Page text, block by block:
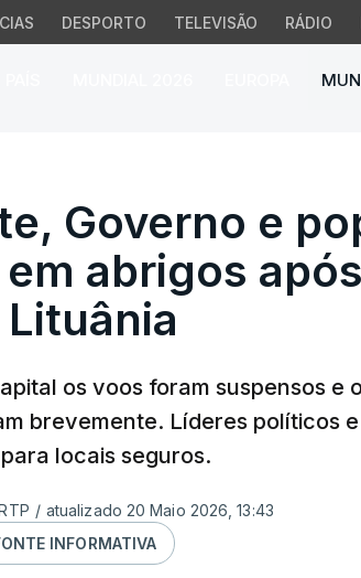
DESPORTO TELEVISÃO RÁDIO
Governo e
Governo e
abrigos
os voos foram suspensos e
brevemente. Líderes políticos
locais seguros.
/ atualizado 20 Maio 2026, 13:43
INFORMATIVA